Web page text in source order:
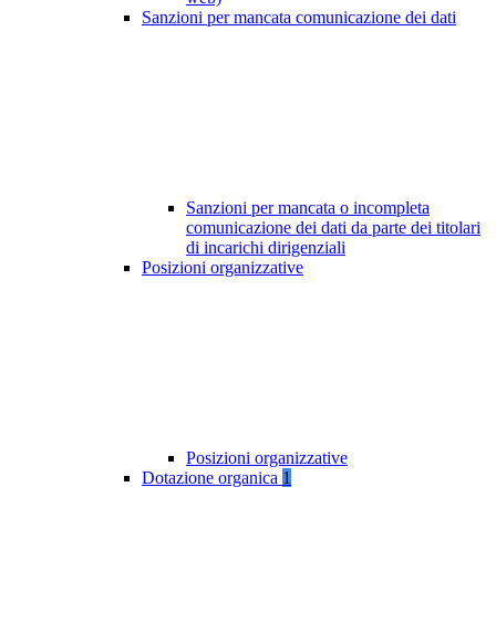
Sanzioni per mancata comunicazione dei dati
Sanzioni per mancata o incompleta
comunicazione dei dati da parte dei titolari
di incarichi dirigenziali
Posizioni organizzative
Posizioni organizzative
Dotazione organica 1